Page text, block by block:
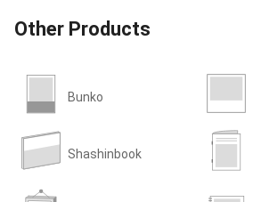
Other Products
Bunko
Shashinbook